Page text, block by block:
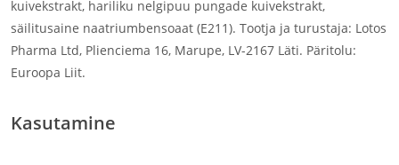
kuivekstrakt, hariliku nelgipuu pungade kuivekstrakt,
säilitusaine naatriumbensoaat (E211). Tootja ja turustaja: Lotos
Pharma Ltd, Plienciema 16, Marupe, LV-2167 Läti. Päritolu:
Euroopa Liit.
Kasutamine